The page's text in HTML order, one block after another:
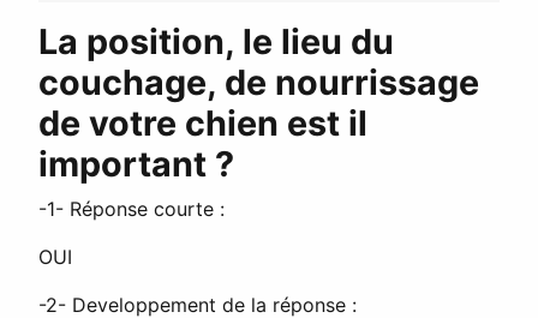
La position, le lieu du
couchage, de nourrissage
de votre chien est il
important ?
-1- Réponse courte :
OUI
-2- Developpement de la réponse :